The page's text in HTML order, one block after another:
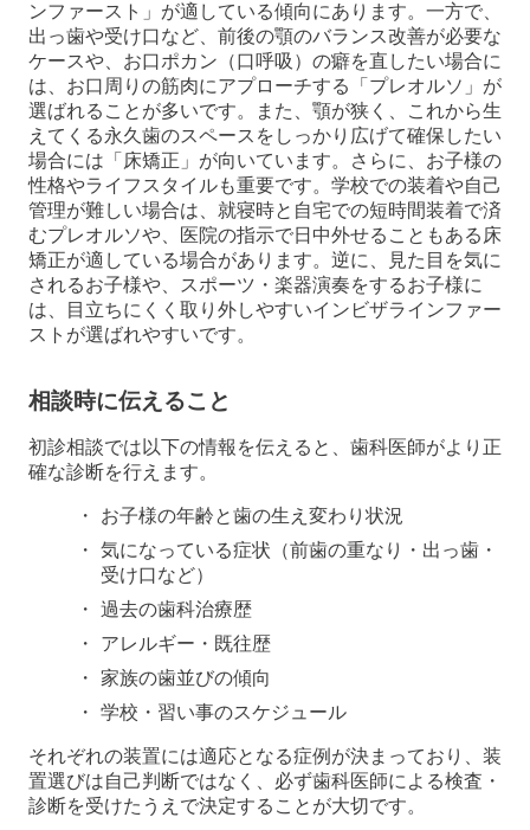
ンファースト」が適している傾向にあります。一方で、
出っ歯や受け口など、前後の顎のバランス改善が必要な
ケースや、お口ポカン（口呼吸）の癖を直したい場合に
は、お口周りの筋肉にアプローチする「プレオルソ」が
選ばれることが多いです。また、顎が狭く、これから生
えてくる永久歯のスペースをしっかり広げて確保したい
場合には「床矯正」が向いています。さらに、お子様の
性格やライフスタイルも重要です。学校での装着や自己
管理が難しい場合は、就寝時と自宅での短時間装着で済
むプレオルソや、医院の指示で日中外せることもある床
矯正が適している場合があります。逆に、見た目を気に
されるお子様や、スポーツ・楽器演奏をするお子様に
は、目立ちにくく取り外しやすいインビザラインファー
ストが選ばれやすいです。
相談時に伝えること
初診相談では以下の情報を伝えると、歯科医師がより正
確な診断を行えます。
お子様の年齢と歯の生え変わり状況
気になっている症状（前歯の重なり・出っ歯・
受け口など）
過去の歯科治療歴
アレルギー・既往歴
家族の歯並びの傾向
学校・習い事のスケジュール
それぞれの装置には適応となる症例が決まっており、装
置選びは自己判断ではなく、必ず歯科医師による検査・
診断を受けたうえで決定することが大切です。